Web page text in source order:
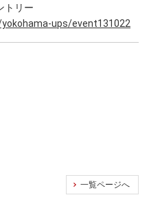
トリー
ups/event131022
一覧ページへ